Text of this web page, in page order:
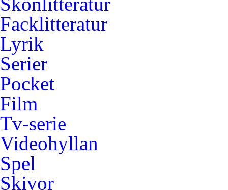
Facklitteratur
Lyrik
Serier
Pocket
Film
Tv-serie
Videohyllan
Spel
Skivor